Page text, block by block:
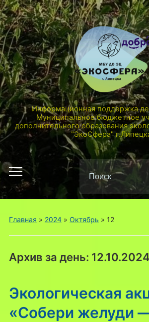
Информационная поддержка
Муниципальное бюджетное
дополнительного образования
"ЭкоСфера"
Переключить
мобильное
меню
Поиск
по:
Главная » 2024» Октябрь » 12
Архив за день: 12.10.2024
Экологическая
«Собери желуди